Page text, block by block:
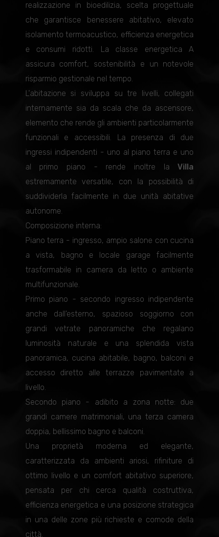
realizzazione in bioedilizia, scelta progettuale
che garantisce benessere abitativo, elevato
isolamento termoacustico, efficienza energetica
e consumi ridotti. La classe energetica A
assicura comfort, sostenibilità e un notevole
risparmio gestionale nel tempo.
L'abitazione si sviluppa su tre livelli, collegati
internamente sia da scala che da ascensore,
elemento che rende gli ambienti particolarmente
funzionali e accessibili. La presenza di due
ingressi indipendenti - uno al piano terra e uno
al primo piano - rende inoltre laVilla
estremamente versatile, con la possibilità di
suddividerla facilmente in due unità abitative
autonome.
Composizione interna:
Piano terra - ingresso, ampio salone con cucina
a vista, bagno e locale garage facilmente
trasformabile in camera da letto o ambiente
multifunzionale.
Primo piano - secondo ingresso indipendente
anche dall'esterno, spazioso soggiorno con
grandi vetrate panoramiche che regalano
luminosità naturale e una splendida vista
panoramica, cucina abitabile, bagno, balconi e
accesso diretto alle terrazze pavimentate a
livello.
Secondo piano - adibito a zona notte: due
grandi camere matrimoniali, una terza camera
doppia, bellissimo bagno e balconi.
Una proprietà moderna ed elegante,
caratterizzata da ambienti ariosi, rifiniture di
ottimo livello e un comfort abitativo superiore,
pensata per chi cerca qualità costruttiva,
efficienza energetica e una posizione strategica
in una delle zone più richieste e comode della
città.